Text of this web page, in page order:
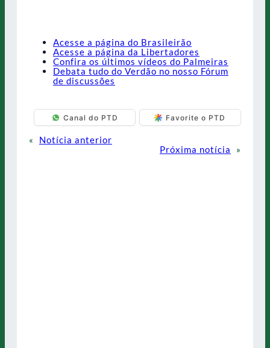
Acesse a página do Brasileirão
Acesse a página da Libertadores
Confira os últimos vídeos do Palmeiras
Debata tudo do Verdão no nosso Fórum
de discussões
Canal do PTD Favorite o PTD
«
Notícia anterior
Próxima notícia
»